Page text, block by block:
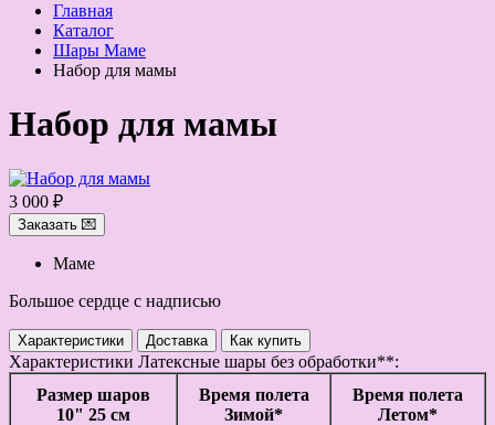
Главная
Каталог
Шары Маме
Набор для мамы
Набор для мамы
3 000 ₽
Заказать 💌
Маме
Большое сердце с надписью
Характеристики Доставка Как купить
Характеристики Латексные шары без обработки**:
Размер шаров
10" 25 см
Время полета
Зимой*
Время полета
Летом*